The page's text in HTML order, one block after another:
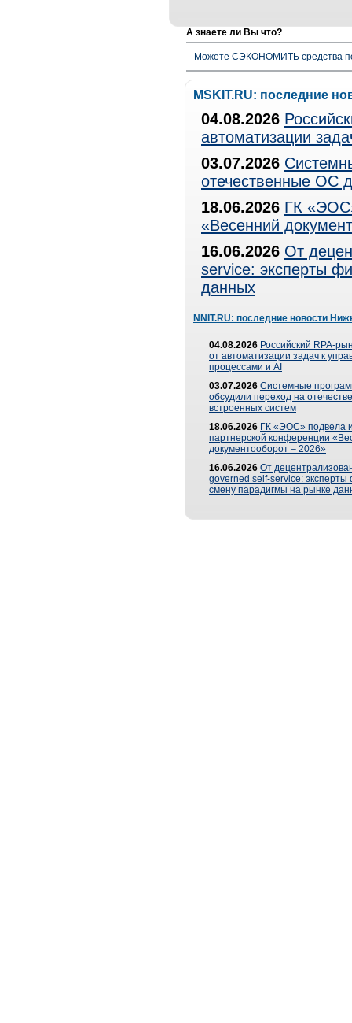
А знаете ли Вы что?
Можете СЭКОНОМИТЬ средства
MSKIT.RU: последние
04.08.2026
автоматизации
03.07.2026
отечественные ОС
18.06.2026 ГК
«Весенний
16.06.2026 От
service: эксперты
данных
NNIT.RU: последние новости
04.08.2026 Российский RPA-
от автоматизации задач к
процессами и AI
03.07.2026 Системные
обсудили переход на
встроенных систем
18.06.2026 ГК «ЭОС» подвела
партнерской конференции
документооборот – 2026»
16.06.2026 От
governed self-service: эксперты
смену парадигмы на рынке